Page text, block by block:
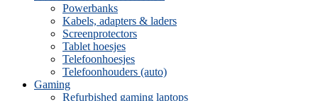
Powerbanks
Kabels, adapters & laders
Screenprotectors
Tablet hoesjes
Telefoonhoesjes
Telefoonhouders (auto)
Gaming
Refurbished gaming laptops